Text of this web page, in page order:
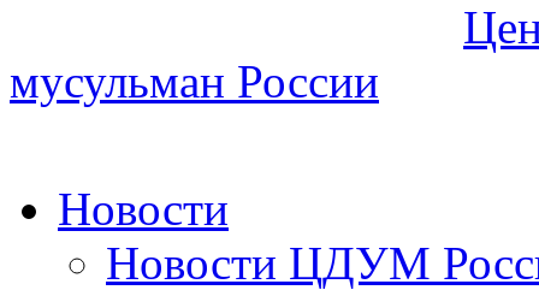
мусульман России
Новости
Новости ЦДУМ